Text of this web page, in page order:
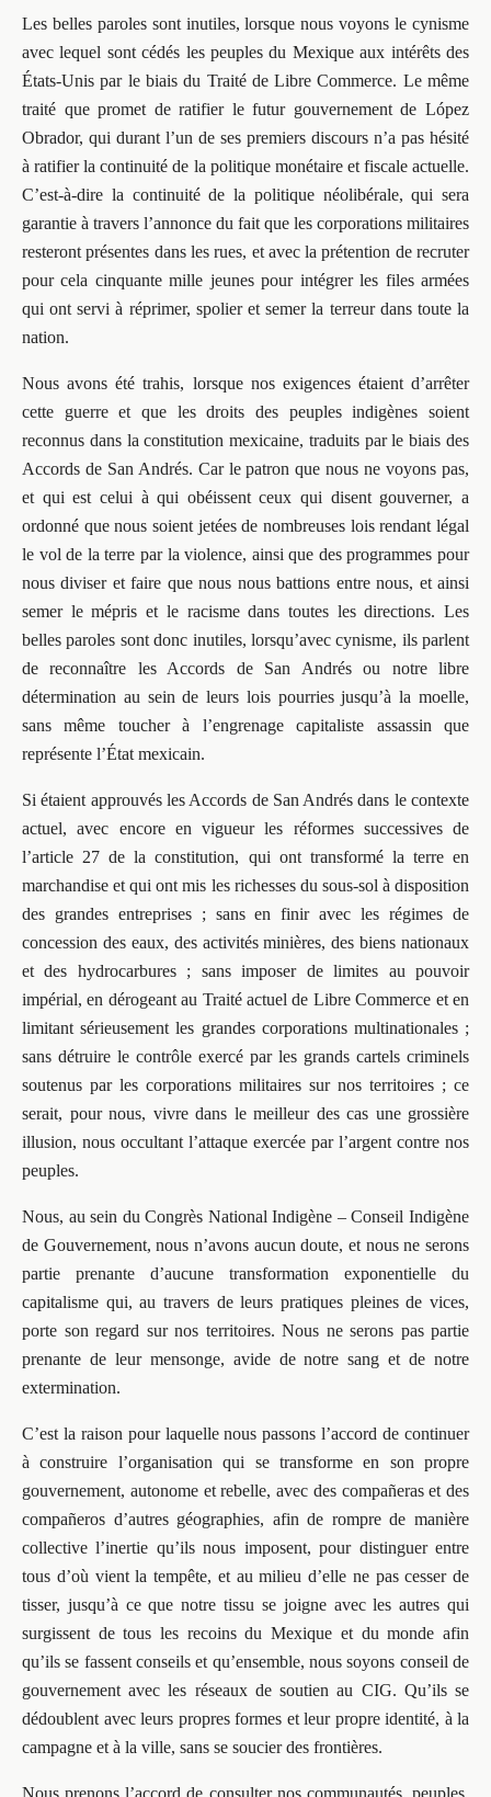
Les belles paroles sont inutiles, lorsque nous voyons le cynisme
avec lequel sont cédés les peuples du Mexique aux intérêts des
États-Unis par le biais du Traité de Libre Commerce. Le même
traité que promet de ratifier le futur gouvernement de López
Obrador, qui durant l’un de ses premiers discours n’a pas hésité
à ratifier la continuité de la politique monétaire et fiscale actuelle.
C’est-à-dire la continuité de la politique néolibérale, qui sera
garantie à travers l’annonce du fait que les corporations militaires
resteront présentes dans les rues, et avec la prétention de recruter
pour cela cinquante mille jeunes pour intégrer les files armées
qui ont servi à réprimer, spolier et semer la terreur dans toute la
nation.
Nous avons été trahis, lorsque nos exigences étaient d’arrêter
cette guerre et que les droits des peuples indigènes soient
reconnus dans la constitution mexicaine, traduits par le biais des
Accords de San Andrés. Car le patron que nous ne voyons pas,
et qui est celui à qui obéissent ceux qui disent gouverner, a
ordonné que nous soient jetées de nombreuses lois rendant légal
le vol de la terre par la violence, ainsi que des programmes pour
nous diviser et faire que nous nous battions entre nous, et ainsi
semer le mépris et le racisme dans toutes les directions. Les
belles paroles sont donc inutiles, lorsqu’avec cynisme, ils parlent
de reconnaître les Accords de San Andrés ou notre libre
détermination au sein de leurs lois pourries jusqu’à la moelle,
sans même toucher à l’engrenage capitaliste assassin que
représente l’État mexicain.
Si étaient approuvés les Accords de San Andrés dans le contexte
actuel, avec encore en vigueur les réformes successives de
l’article 27 de la constitution, qui ont transformé la terre en
marchandise et qui ont mis les richesses du sous-sol à disposition
des grandes entreprises ; sans en finir avec les régimes de
concession des eaux, des activités minières, des biens nationaux
et des hydrocarbures ; sans imposer de limites au pouvoir
impérial, en dérogeant au Traité actuel de Libre Commerce et en
limitant sérieusement les grandes corporations multinationales ;
sans détruire le contrôle exercé par les grands cartels criminels
soutenus par les corporations militaires sur nos territoires ; ce
serait, pour nous, vivre dans le meilleur des cas une grossière
illusion, nous occultant l’attaque exercée par l’argent contre nos
peuples.
Nous, au sein du Congrès National Indigène – Conseil Indigène
de Gouvernement, nous n’avons aucun doute, et nous ne serons
partie prenante d’aucune transformation exponentielle du
capitalisme qui, au travers de leurs pratiques pleines de vices,
porte son regard sur nos territoires. Nous ne serons pas partie
prenante de leur mensonge, avide de notre sang et de notre
extermination.
C’est la raison pour laquelle nous passons l’accord de continuer
à construire l’organisation qui se transforme en son propre
gouvernement, autonome et rebelle, avec des compañeras et des
compañeros d’autres géographies, afin de rompre de manière
collective l’inertie qu’ils nous imposent, pour distinguer entre
tous d’où vient la tempête, et au milieu d’elle ne pas cesser de
tisser, jusqu’à ce que notre tissu se joigne avec les autres qui
surgissent de tous les recoins du Mexique et du monde afin
qu’ils se fassent conseils et qu’ensemble, nous soyons conseil de
gouvernement avec les réseaux de soutien au CIG. Qu’ils se
dédoublent avec leurs propres formes et leur propre identité, à la
campagne et à la ville, sans se soucier des frontières.
Nous prenons l’accord de consulter nos communautés, peuples,